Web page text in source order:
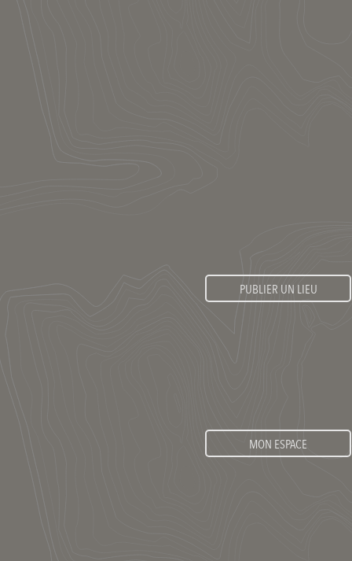
PUBLIER UN LIEU
MON ESPACE